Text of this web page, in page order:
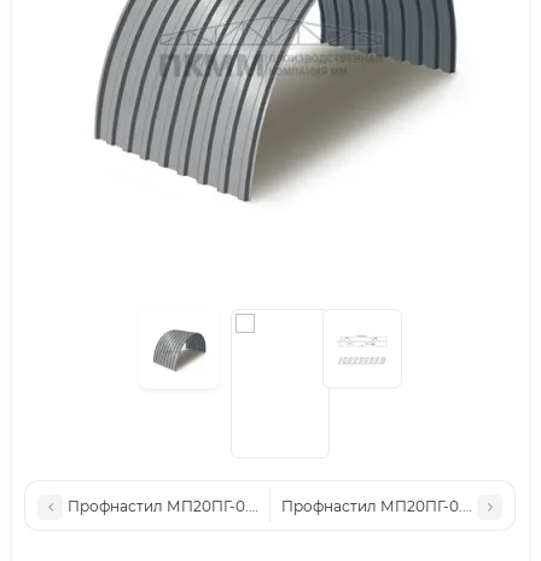
Профнастил МП20ПГ-0.7, Ширина-1100, Полиэстер RAL7004
Профнастил МП20ПГ-0.5, Ширина-